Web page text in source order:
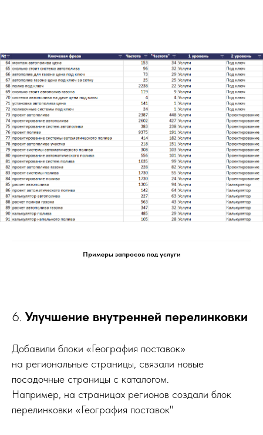
Примеры запросов под услуги
6. Улучшение внутренней перелинковки
Добавили блоки «География поставок»
на региональные страницы, связали новые
посадочные страницы с каталогом.
Например, на страницах регионов создали блок
перелинковки «География поставок"